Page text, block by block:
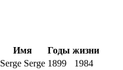
Имя
Годы жизни
Serge Serge 1899
1984